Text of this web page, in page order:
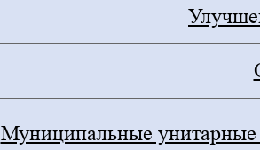
Муниципальные унитарные